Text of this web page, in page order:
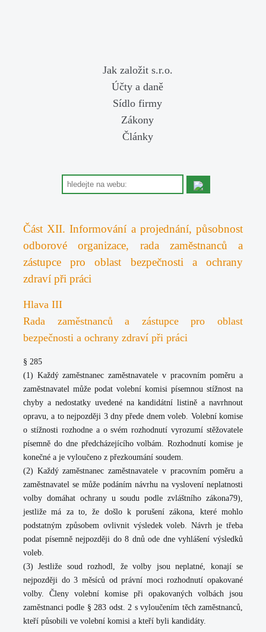
Jak založit s.r.o.
Účty a daně
Sídlo firmy
Zákony
Články
Část XII. Informování a projednání, působnost
odborové organizace, rada zaměstnanců a
zástupce pro oblast bezpečnosti a ochrany
zdraví při práci
Hlava III
Rada zaměstnanců a zástupce pro oblast
bezpečnosti a ochrany zdraví při práci
§ 285
(1) Každý zaměstnanec zaměstnavatele v pracovním poměru a
zaměstnavatel může podat volební komisi písemnou stížnost na
chyby a nedostatky uvedené na kandidátní listině a navrhnout
opravu, a to nejpozději 3 dny přede dnem voleb. Volební komise
o stížnosti rozhodne a o svém rozhodnutí vyrozumí stěžovatele
písemně do dne předcházejícího volbám. Rozhodnutí komise je
konečné a je vyloučeno z přezkoumání soudem.
(2) Každý zaměstnanec zaměstnavatele v pracovním poměru a
zaměstnavatel se může podáním návrhu na vyslovení neplatnosti
volby domáhat ochrany u soudu podle zvláštního zákona79),
jestliže má za to, že došlo k porušení zákona, které mohlo
podstatným způsobem ovlivnit výsledek voleb. Návrh je třeba
podat písemně nejpozději do 8 dnů ode dne vyhlášení výsledků
voleb.
(3) Jestliže soud rozhodl, že volby jsou neplatné, konají se
nejpozději do 3 měsíců od právní moci rozhodnutí opakované
volby. Členy volební komise při opakovaných volbách jsou
zaměstnanci podle § 283 odst. 2 s vyloučením těch zaměstnanců,
kteří působili ve volební komisi a kteří byli kandidáty.